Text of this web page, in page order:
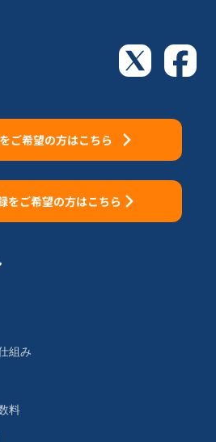
ご希望の方はこちら
をご希望の方はこちら
組み
料